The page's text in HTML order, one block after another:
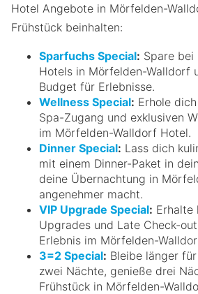
Hotel Angebote in Mörfelden-
Frühstück beinhalten:
Sparfuchs Special: Spare bei
Hotels in Mörfelden-Walldorf
Budget für Erlebnisse.
Wellness Special: Erhole
Spa-Zugang und exklusiven
im Mörfelden-Walldorf Hotel.
Dinner Special: Lass dich
mit einem Dinner-Paket in
deine Übernachtung in
angenehmer macht.
VIP Upgrade Special: Erhalte
Upgrades und Late Check-
Erlebnis im Mörfelden-
3=2 Special: Bleibe länger
zwei Nächte, genieße drei
Frühstück in Mörfelden-